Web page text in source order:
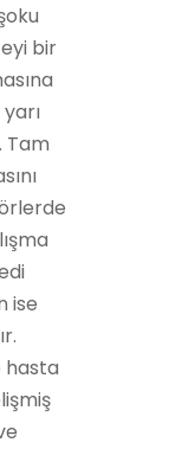
bir
Tam
ise
hasta